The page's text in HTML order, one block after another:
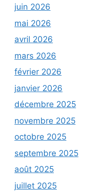
juin 2026
mai 2026
avril 2026
mars 2026
février 2026
janvier 2026
décembre 2025
novembre 2025
octobre 2025
septembre 2025
août 2025
juillet 2025